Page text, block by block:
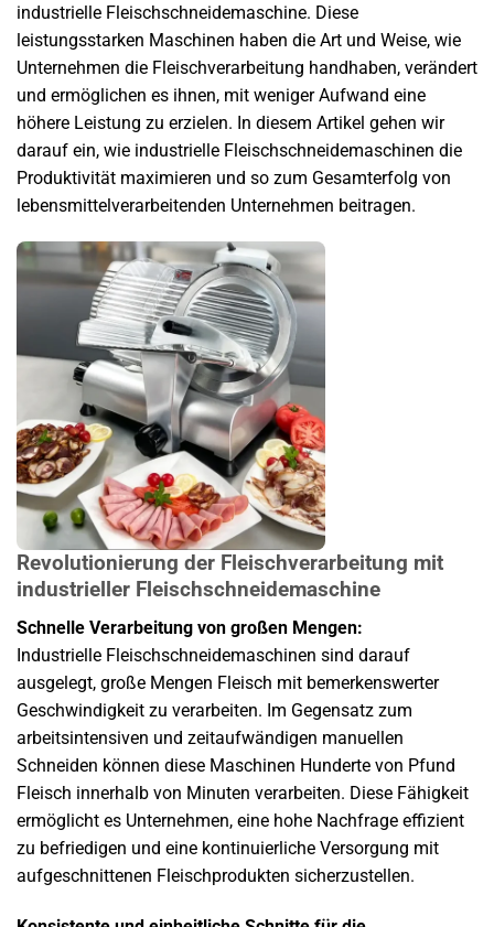
industrielle Fleischschneidemaschine. Diese
leistungsstarken Maschinen haben die Art und Weise, wie
Unternehmen die Fleischverarbeitung handhaben, verändert
und ermöglichen es ihnen, mit weniger Aufwand eine
höhere Leistung zu erzielen. In diesem Artikel gehen wir
darauf ein, wie industrielle Fleischschneidemaschinen die
Produktivität maximieren und so zum Gesamterfolg von
lebensmittelverarbeitenden Unternehmen beitragen.
Revolutionierung der Fleischverarbeitung mit
industrieller Fleischschneidemaschine
Schnelle Verarbeitung von großen Mengen:
Industrielle Fleischschneidemaschinen sind darauf
ausgelegt, große Mengen Fleisch mit bemerkenswerter
Geschwindigkeit zu verarbeiten. Im Gegensatz zum
arbeitsintensiven und zeitaufwändigen manuellen
Schneiden können diese Maschinen Hunderte von Pfund
Fleisch innerhalb von Minuten verarbeiten. Diese Fähigkeit
ermöglicht es Unternehmen, eine hohe Nachfrage effizient
zu befriedigen und eine kontinuierliche Versorgung mit
aufgeschnittenen Fleischprodukten sicherzustellen.